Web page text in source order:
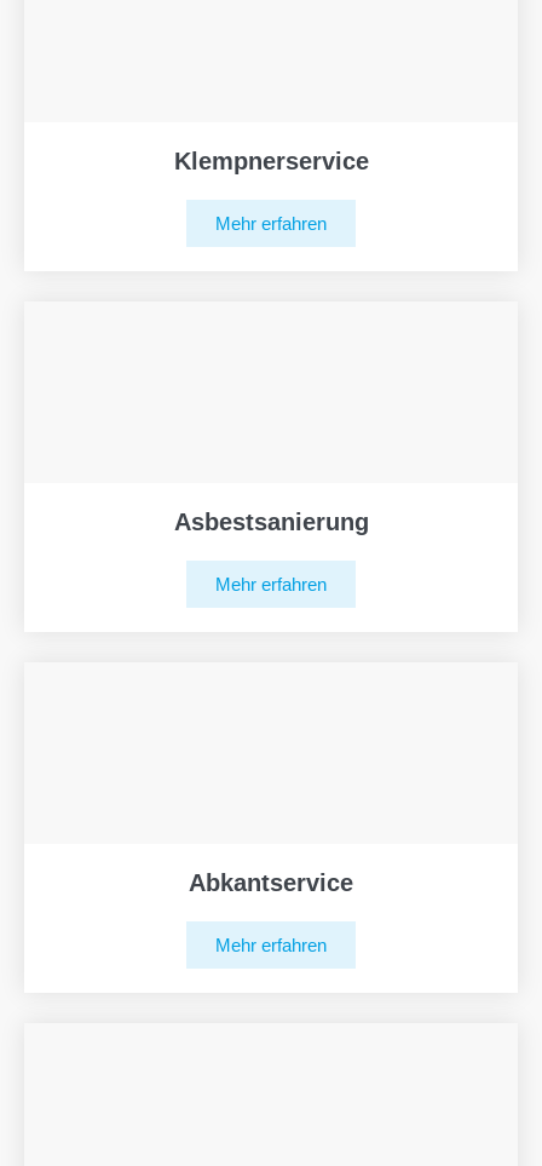
Klempnerservice
Mehr erfahren
Asbestsanierung
Mehr erfahren
Abkantservice
Mehr erfahren